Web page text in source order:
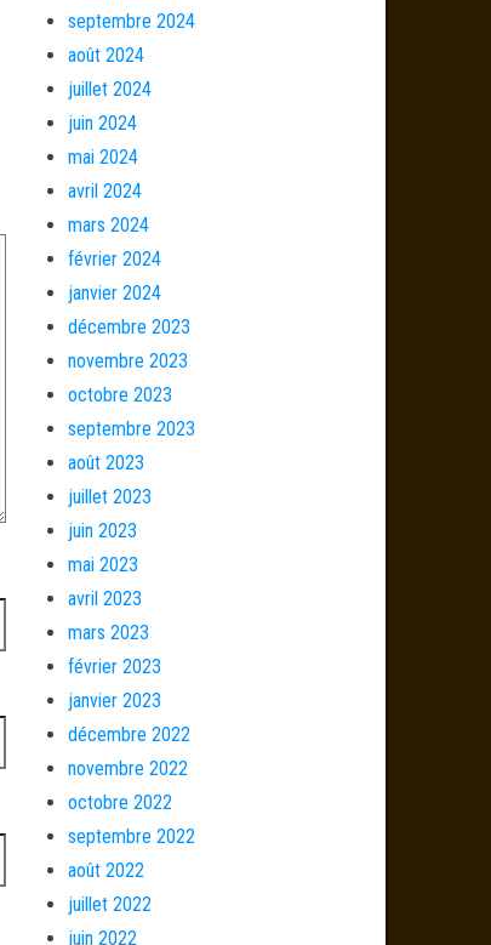
septembre 2024
août 2024
juillet 2024
juin 2024
mai 2024
avril 2024
mars 2024
février 2024
janvier 2024
décembre 2023
novembre 2023
octobre 2023
septembre 2023
août 2023
juillet 2023
juin 2023
mai 2023
avril 2023
mars 2023
février 2023
janvier 2023
décembre 2022
novembre 2022
octobre 2022
septembre 2022
août 2022
juillet 2022
juin 2022